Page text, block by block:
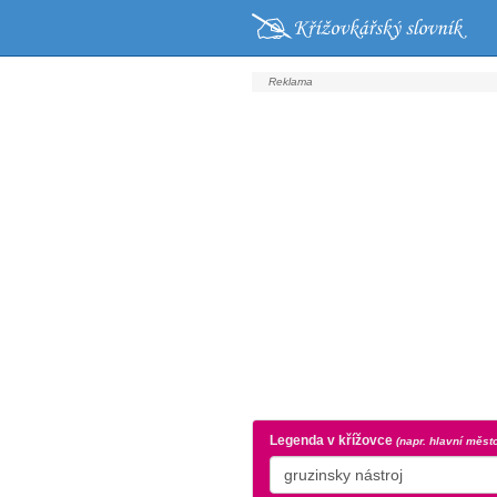
Legenda v křížovce (napr. hlavní